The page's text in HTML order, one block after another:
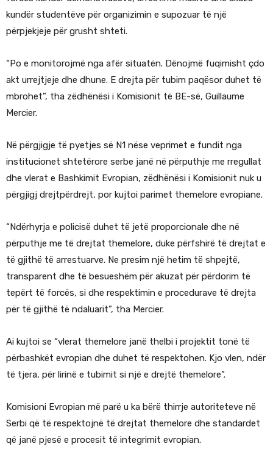
kundër studentëve për organizimin e supozuar të një
përpjekjeje për grusht shteti.
“Po e monitorojmë nga afër situatën. Dënojmë fuqimisht çdo
akt urrejtjeje dhe dhune. E drejta për tubim paqësor duhet të
mbrohet”, tha zëdhënësi i Komisionit të BE-së, Guillaume
Mercier.
Në përgjigje të pyetjes së N1 nëse veprimet e fundit nga
institucionet shtetërore serbe janë në përputhje me rregullat
dhe vlerat e Bashkimit Evropian, zëdhënësi i Komisionit nuk u
përgjigj drejtpërdrejt, por kujtoi parimet themelore evropiane.
“Ndërhyrja e policisë duhet të jetë proporcionale dhe në
përputhje me të drejtat themelore, duke përfshirë të drejtat e
të gjithë të arrestuarve. Ne presim një hetim të shpejtë,
transparent dhe të besueshëm për akuzat për përdorim të
tepërt të forcës, si dhe respektimin e procedurave të drejta
për të gjithë të ndaluarit”, tha Mercier.
Ai kujtoi se “vlerat themelore janë thelbi i projektit tonë të
përbashkët evropian dhe duhet të respektohen. Kjo vlen, ndër
të tjera, për lirinë e tubimit si një e drejtë themelore”.
Komisioni Evropian më parë u ka bërë thirrje autoriteteve në
Serbi që të respektojnë të drejtat themelore dhe standardet
që janë pjesë e procesit të integrimit evropian.